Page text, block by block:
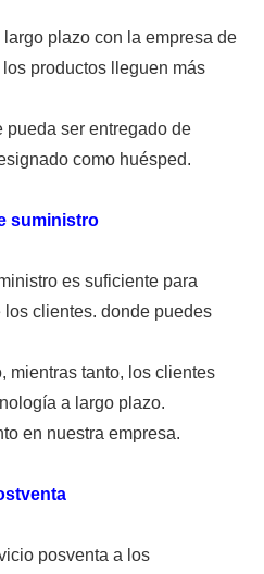
plazo con la empresa de
productos lleguen más
pueda ser entregado de
como huésped.
suministro
es suficiente para
clientes. donde puedes
mientras tanto, los clientes
a largo plazo.
en nuestra empresa.
posventa a los